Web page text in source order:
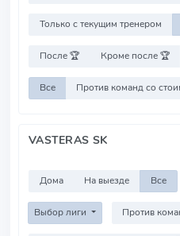
Только с текущим тренером
После 🏆 Кроме после 🏆
Все
VASTERAS SK
Дома На выезде Все
Выбор лиги